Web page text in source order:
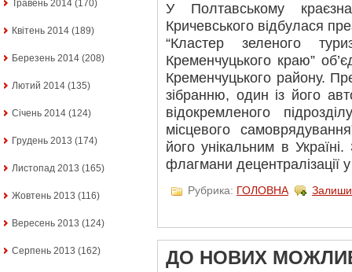
Травень 2014 (170)
Квітень 2014 (189)
Березень 2014 (208)
Лютий 2014 (135)
Січень 2014 (124)
Грудень 2013 (174)
Листопад 2013 (165)
Жовтень 2013 (116)
Вересень 2013 (124)
Серпень 2013 (162)
У Полтавському
Кричевського відбулася
“Кластер зеленого
Кременчуцького краю”
Кременчуцького району.
зібранню, один із його
відокремленого
місцевого
його унікальним в
флагмани децентралізації
Рубрика: ГОЛОВНА
ДО НОВИХ